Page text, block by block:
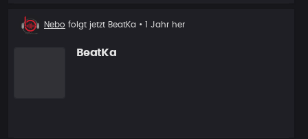
Neuer
Nebo folgt jetzt BeatKa • 1 Jahr her
BeatKa